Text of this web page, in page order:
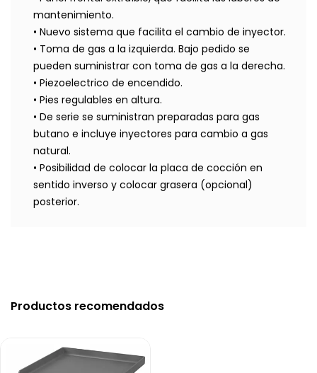
mantenimiento.
• Nuevo sistema que facilita el cambio de inyector.
• Toma de gas a la izquierda. Bajo pedido se
pueden suministrar con toma de gas a la derecha.
• Piezoelectrico de encendido.
• Pies regulables en altura.
• De serie se suministran preparadas para gas
butano e incluye inyectores para cambio a gas
natural.
• Posibilidad de colocar la placa de cocción en
sentido inverso y colocar grasera (opcional)
posterior.
Productos recomendados